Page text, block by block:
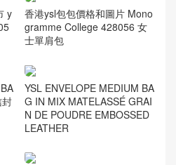
y
香港ysl包包價格和圖片 Mono
gramme College 428056 女
士單肩包
YSL ENVELOPE MEDIUM BA
G IN MIX MATELASSÉ GRAI
N DE POUDRE EMBOSSED
LEATHER